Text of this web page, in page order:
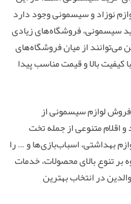
نوزاد و سیسمونی وجود دارد
سیسمونی، فروشگاه‌های زیادی
می‌توانند از میان فروشگاه‌های
کیفیت بالا و قیمت مناسب پیدا
فروش لوازم سیسمونی از
اقلام متنوعی از جمله تخت
بهداشتی، اسباب‌بازی‌ها و … را
تنوع بالای محصولات، خدمات
در انتخاب بهترین